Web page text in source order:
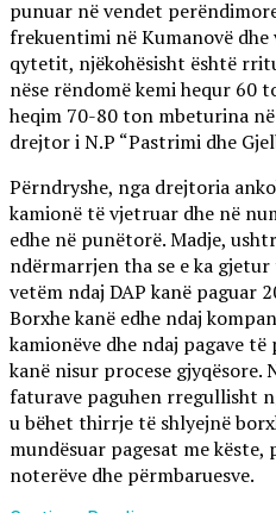
punuar në vendet
frekuentimi në Kumanovë
qytetit, njëkohësisht është
nëse rëndomë kemi hequr 60
heqim 70-80 ton mbeturina në
drejtor i N.P “Pastrimi dhe
Përndryshe, nga drejtoria
kamionë të vjetruar dhe në
edhe në punëtorë. Madje,
ndërmarrjen tha se e ka
vetëm ndaj DAP kanë paguar
Borxhe kanë edhe ndaj
kamionëve dhe ndaj pagave
kanë nisur procese gjyqësore.
faturave paguhen rregullisht
u bëhet thirrje të shlyejnë
mundësuar pagesat me
noterëve dhe përmbaruesve.